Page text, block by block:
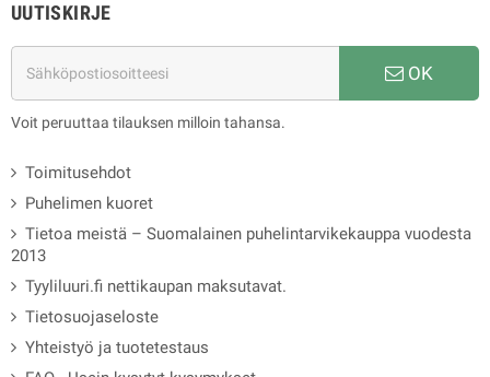
UUTISKIRJE
OK
Voit peruuttaa tilauksen milloin tahansa.
Toimitusehdot
Puhelimen kuoret
Tietoa meistä – Suomalainen puhelintarvikekauppa vuodesta
2013
Tyyliluuri.fi nettikaupan maksutavat.
Tietosuojaseloste
Yhteistyö ja tuotetestaus